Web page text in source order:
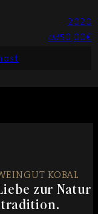
2020
Od50,00€
KOBAL
zur Natur